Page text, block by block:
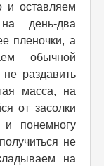
и оставляем
день-два
пленочки, а
обычной
раздавить
масса, на
от засолки
и понемногу
не
на